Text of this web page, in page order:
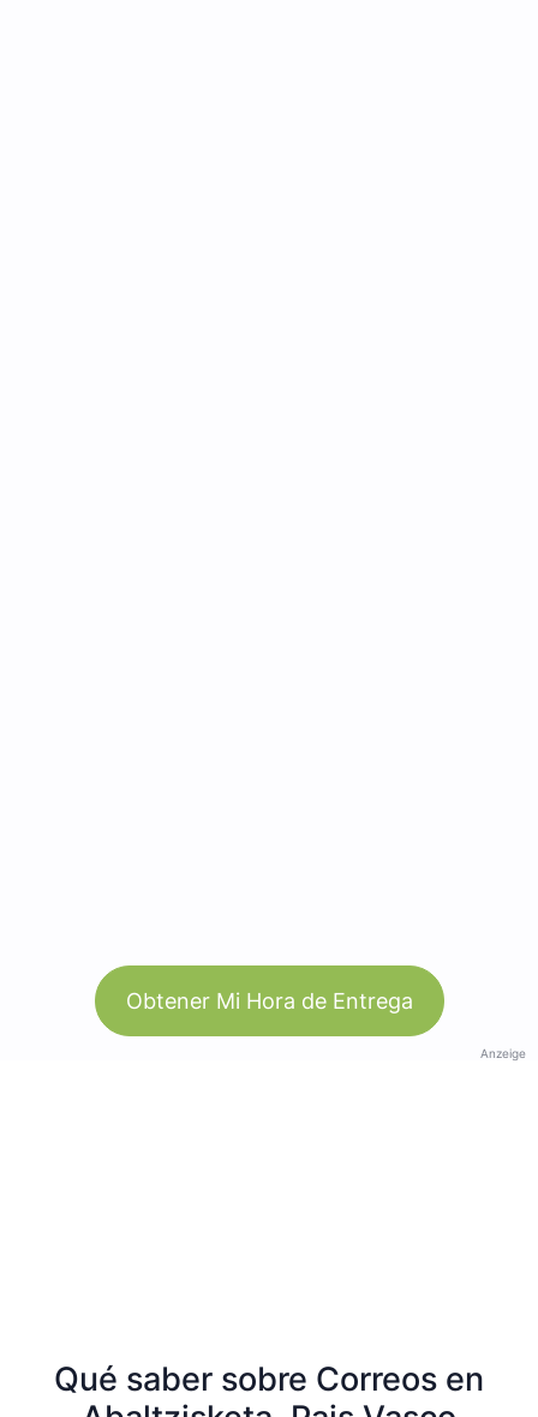
Obtener Mi Hora de Entrega
Anzeige
Qué saber sobre Correos en